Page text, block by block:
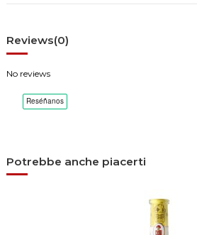
Reviews(0)
No reviews
Potrebbe anche piacerti